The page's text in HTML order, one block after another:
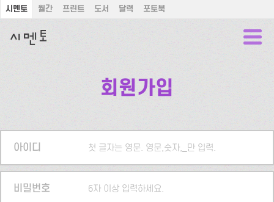
시멘토 월간 프린트 도서 달력 포토북
회원가입
아이디 첫 글자는 영문. 영문,숫자,_만 입력.
비밀번호 6자 이상 입력하세요.